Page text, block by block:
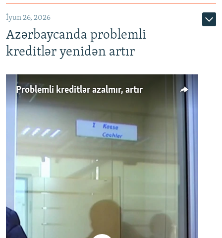
720p 1080p
İyun 26, 2026
Azərbaycanda problemli
kreditlər yenidən artır
Problemli kreditlər azalmır, artır